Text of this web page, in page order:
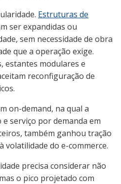
Estruturas de
ser expandidas ou
sem necessidade de obra
que a operação exige.
estantes modulares e
reconfiguração de
on-demand, na qual a
serviço por demanda em
também ganhou tração
à volatilidade do e-commerce.
precisa considerar não
o pico projetado com